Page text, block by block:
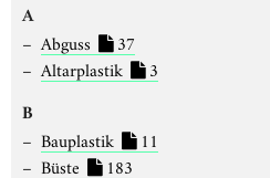
A
Abguss
37
Altarplastik
3
B
Bauplastik
11
Büste
183